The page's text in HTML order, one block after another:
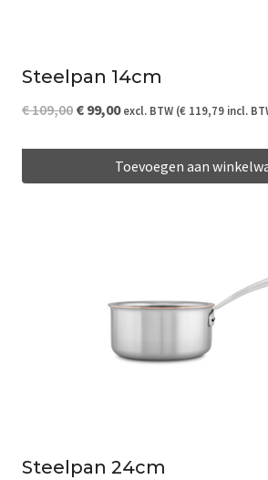
Steelpan 14cm
€109,00 Oorspronkelijke
€ 99,00Huidige
is:
excl. BTW (€ 119,79 incl.
Toevoegen aan
Steelpan 24cm